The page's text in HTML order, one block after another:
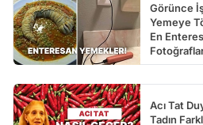
Görünce
Yemeye
En
Acı Tat
Tadın